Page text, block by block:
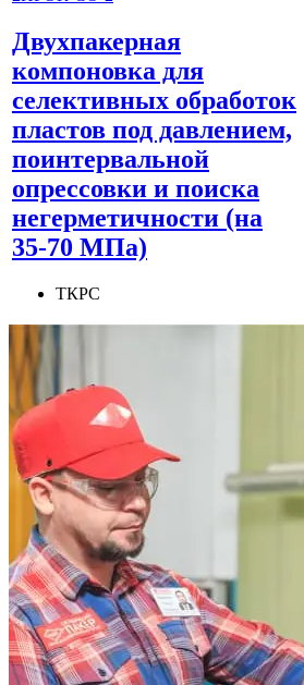
Двухпакерная
компоновка для
селективных обработок
пластов под давлением,
поинтервальной
опрессовки и поиска
негерметичности (на
35-70 МПа)
ТКРС